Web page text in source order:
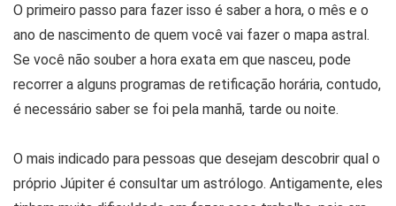
O primeiro passo para fazer isso é saber a hora, o mês e o
ano de nascimento de quem você vai fazer o mapa astral.
Se você não souber a hora exata em que nasceu, pode
recorrer a alguns programas de retificação horária, contudo,
é necessário saber se foi pela manhã, tarde ou noite.
O mais indicado para pessoas que desejam descobrir qual o
próprio Júpiter é consultar um astrólogo. Antigamente, eles